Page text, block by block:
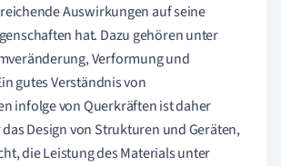
Auswirkungen auf seine
hat. Dazu gehören unter
Verformung und
gutes Verständnis von
infolge von Querkräften ist daher
Design von Strukturen und Geräten,
die Leistung des Materials unter